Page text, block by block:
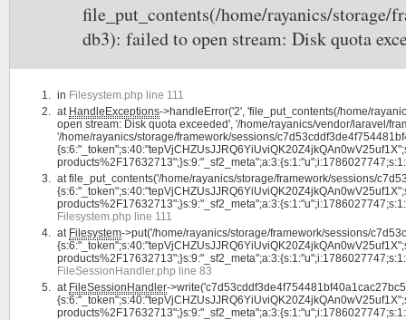
file_put_contents(/home/rayanics/storage/
db3): failed to open stream: Disk quota
in Filesystem.php line 111
at HandleExceptions->handleError('2', 'file_put_contents(/home/
open stream: Disk quota exceeded', '/home/rayanics/vendor/laravel/
'/home/rayanics/storage/framework/sessions/
atfile_put_contents('/home/rayanics/storage/framework/sessions/
Filesystem.php line 111
at Filesystem->put('/home/rayanics/storage/framework/sessions/
FileSessionHandler.php line 83
at FileSessionHandler-